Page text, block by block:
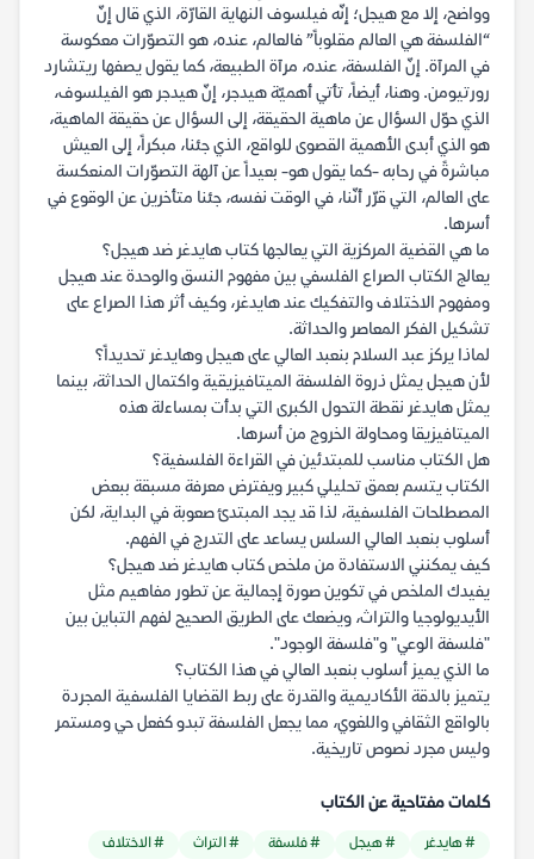
وواضح، إلا مع هيجل؛ إنّه فيلسوف النهاية القارّة، الذي قال إنّ
“الفلسفة هي العالم مقلوباً” فالعالم، عنده، هو التصوّرات معكوسة
في المرآة. إنّ الفلسفة، عنده، مرآة الطبيعة، كما يقول يصفها ريتشارد
رورتيومن. وهنا، أيضاً، تأتي أهميّة هيدجر، إنّ هيدجر هو الفيلسوف،
الذي حوّل السؤال عن ماهية الحقيقة، إلى السؤال عن حقيقة الماهية،
هو الذي أبدى الأهمية القصوى للواقع، الذي جئنا، مبكراً، إلى العيش
مباشرةً في رحابه -كما يقول هو- بعيداً عن آلهة التصوّرات المنعكسة
على العالم، التي قرّر أنّنا، في الوقت نفسه، جئنا متأخرين عن الوقوع في
أسرها.
ما هي القضية المركزية التي يعالجها كتاب هايدغر ضد هيجل؟
يعالج الكتاب الصراع الفلسفي بين مفهوم النسق والوحدة عند هيجل
ومفهوم الاختلاف والتفكيك عند هايدغر، وكيف أثر هذا الصراع على
تشكيل الفكر المعاصر والحداثة.
لماذا يركز عبد السلام بنعبد العالي على هيجل وهايدغر تحديداً؟
لأن هيجل يمثل ذروة الفلسفة الميتافيزيقية واكتمال الحداثة، بينما
يمثل هايدغر نقطة التحول الكبرى التي بدأت بمساءلة هذه
الميتافيزيقا ومحاولة الخروج من أسرها.
هل الكتاب مناسب للمبتدئين في القراءة الفلسفية؟
الكتاب يتسم بعمق تحليلي كبير ويفترض معرفة مسبقة ببعض
المصطلحات الفلسفية، لذا قد يجد المبتدئ صعوبة في البداية، لكن
أسلوب بنعبد العالي السلس يساعد على التدرج في الفهم.
كيف يمكنني الاستفادة من ملخص كتاب هايدغر ضد هيجل؟
يفيدك الملخص في تكوين صورة إجمالية عن تطور مفاهيم مثل
الأيديولوجيا والتراث، ويضعك على الطريق الصحيح لفهم التباين بين
"فلسفة الوعي" و"فلسفة الوجود".
ما الذي يميز أسلوب بنعبد العالي في هذا الكتاب؟
يتميز بالدقة الأكاديمية والقدرة على ربط القضايا الفلسفية المجردة
بالواقع الثقافي واللغوي، مما يجعل الفلسفة تبدو كفعل حي ومستمر
وليس مجرد نصوص تاريخية.
كلمات مفتاحية عن الكتاب
# هايدغر # هيجل # فلسفة # التراث # الاختلاف